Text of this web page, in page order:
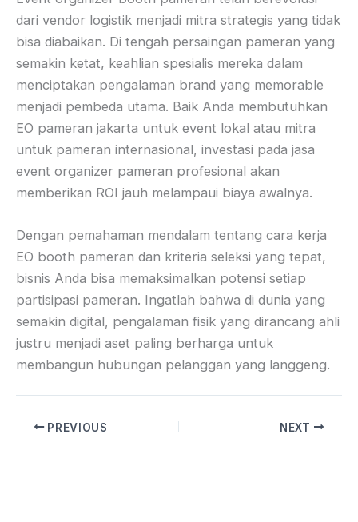
dari vendor logistik menjadi mitra strategis yang tidak
bisa diabaikan. Di tengah persaingan pameran yang
semakin ketat, keahlian spesialis mereka dalam
menciptakan pengalaman brand yang memorable
menjadi pembeda utama. Baik Anda membutuhkan
EO pameran jakarta untuk event lokal atau mitra
untuk pameran internasional, investasi pada jasa
event organizer pameran profesional akan
memberikan ROI jauh melampaui biaya awalnya.
Dengan pemahaman mendalam tentang cara kerja
EO booth pameran dan kriteria seleksi yang tepat,
bisnis Anda bisa memaksimalkan potensi setiap
partisipasi pameran. Ingatlah bahwa di dunia yang
semakin digital, pengalaman fisik yang dirancang ahli
justru menjadi aset paling berharga untuk
membangun hubungan pelanggan yang langgeng.
PREVIOUS NEXT